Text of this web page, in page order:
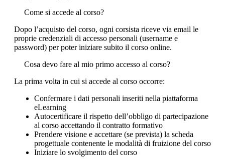
Come si accede al corso?
Dopo l’acquisto del corso, ogni corsista riceve via email le
proprie credenziali di accesso personali (username e
password) per poter iniziare subito il corso online.
Cosa devo fare al mio primo accesso al corso?
La prima volta in cui si accede al corso occorre:
Confermare i dati personali inseriti nella piattaforma
eLearning
Autocertificare il rispetto dell’obbligo di partecipazione
al corso accettando il contratto formativo
Prendere visione e accettare (se prevista) la scheda
progettuale contenente le modalità di fruizione del corso
Iniziare lo svolgimento del corso